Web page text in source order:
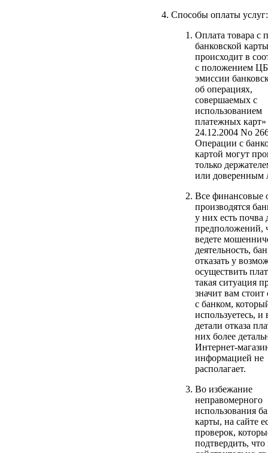
Способы оплаты услуг:
Оплата товара с
банковской карты
происходит в
с положением
эмиссии
об операциях,
совершаемых с
использованием
платежных карт»
24.12.2004 No
Операции с
картой могут
только
или доверенным
Все финансовые
производятся
у них есть почва
предположений,
ведете
деятельность,
отказать у
осуществить
такая ситуация
значит вам стоит
с банком,
используетесь, и
детали отказа
них более
Интернет-
информацией не
располагает.
Во избежание
неправомерного
использования
карты, на сайте
проверок,
подтвердить,